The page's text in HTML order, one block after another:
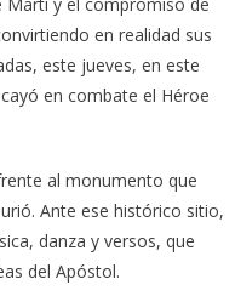
en realidad sus
este jueves, en este
en combate el Héroe
al monumento que
Ante ese histórico si­tio,
dan­za y versos, que
del Apóstol.